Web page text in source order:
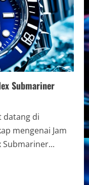
Submariner
datang di
mengenai Jam
Submariner...